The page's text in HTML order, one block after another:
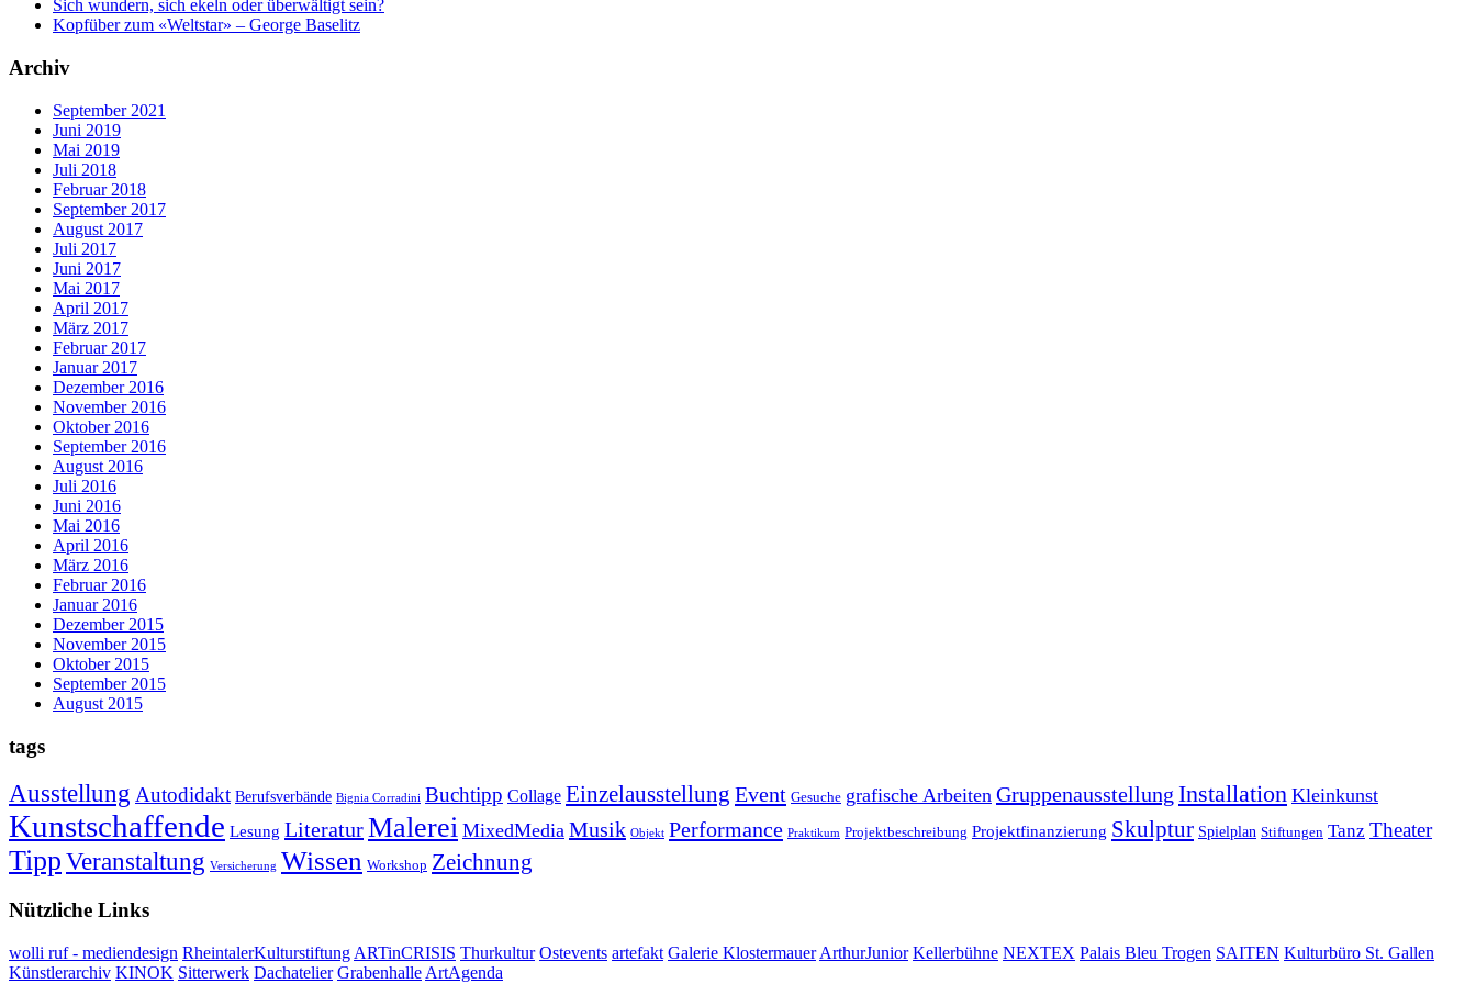
Sich wundern, sich ekeln oder überwältigt sein?
Kopfüber zum «Weltstar» – George Baselitz
Archiv
September 2021
Juni 2019
Mai 2019
Juli 2018
Februar 2018
September 2017
August 2017
Juli 2017
Juni 2017
Mai 2017
April 2017
März 2017
Februar 2017
Januar 2017
Dezember 2016
November 2016
Oktober 2016
September 2016
August 2016
Juli 2016
Juni 2016
Mai 2016
April 2016
März 2016
Februar 2016
Januar 2016
Dezember 2015
November 2015
Oktober 2015
September 2015
August 2015
tags
Ausstellung Autodidakt Berufsverbände Bignia Corradini Buchtipp Collage Einzelausstellung Event Gesuche grafische Arbeiten Gruppenausstellung Installation Kleinkunst
Kunstschaffende Lesung LiteraturMalerei MixedMedia Musik Objekt Performance Praktikum Projektbeschreibung Projektfinanzierung Skulptur Spielplan Stiftungen Tanz Theater
TippVeranstaltung Versicherung Wissen Workshop Zeichnung
Nützliche Links
wolli ruf - mediendesign RheintalerKulturstiftung ARTinCRISIS Thurkultur Ostevents artefakt Galerie Klostermauer ArthurJunior Kellerbühne NEXTEX Palais Bleu Trogen SAITEN Kulturbüro St. Gallen
Künstlerarchiv KINOK Sitterwerk Dachatelier Grabenhalle ArtAgenda